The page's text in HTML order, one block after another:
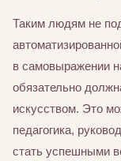
Таким людям не
в самовыражении
обязательно
искусством. Это
педагогика,
стать успешными